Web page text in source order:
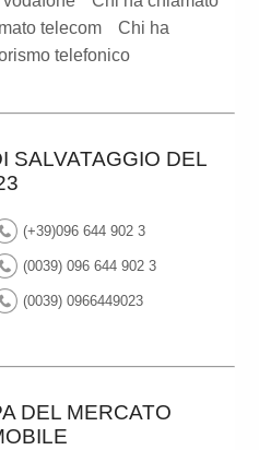
telecom
Chi ha
telefonico
SALVATAGGIO DEL
(+39)096 644 902 3
(0039) 096 644 902 3
(0039) 0966449023
DEL MERCATO